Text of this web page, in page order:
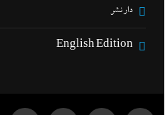
دار نشر
English Edition